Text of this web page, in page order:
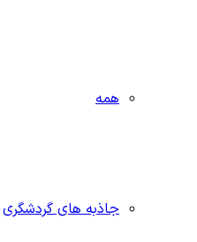
همه
جاذبه‌ های گردشگری